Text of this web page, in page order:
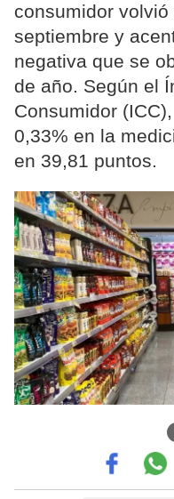
consumidor
septiembre y
negativa que se
de año. Según el
Consumidor
0,33% en la
en 39,81 puntos.